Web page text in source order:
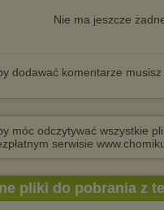
Nie ma jeszcze
dodawać komentarze musisz
móc odczytywać wszystkie
serwisie
pliki do pobrania z